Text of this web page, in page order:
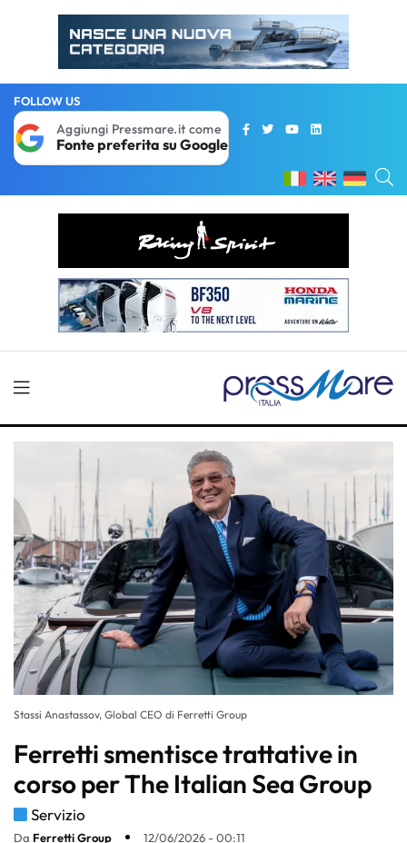
FOLLOW US
Aggiungi Pressmare.it come
Fonte preferita su Google
Stassi Anastassov, Global CEO di Ferretti Group
Ferretti smentisce trattative in
corso per The Italian Sea Group
Servizio
Da Ferretti Group 12/06/2026 - 00:11